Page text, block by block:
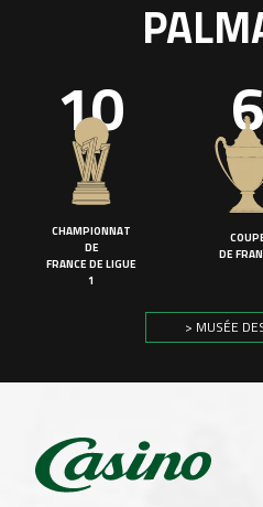
10
CHAMPIONNAT
DE
FRANCE DE LIGUE
1
6
DE
> MUSÉE